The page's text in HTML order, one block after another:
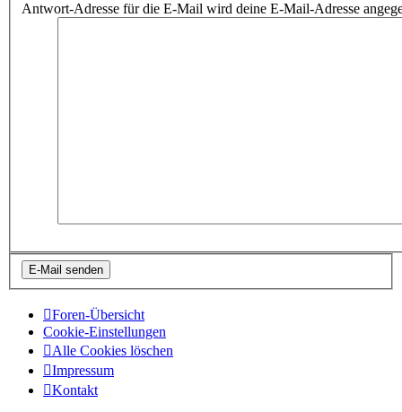
Antwort-Adresse für die E-Mail wird deine E-Mail-Adresse
Foren-Übersicht
Cookie-Einstellungen
Alle Cookies löschen
Impressum
Kontakt